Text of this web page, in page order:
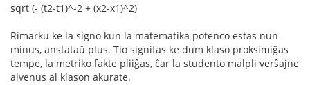
sqrt (- (t2-t1)^-2 + (x2-x1)^2)
Rimarku ke la signo kun la matematika potenco estas nun
minus, anstataŭ plus. Tio signifas ke dum klaso proksimiĝas
tempe, la metriko fakte pliiĝas, ĉar la studento malpli verŝajne
alvenus al klason akurate.